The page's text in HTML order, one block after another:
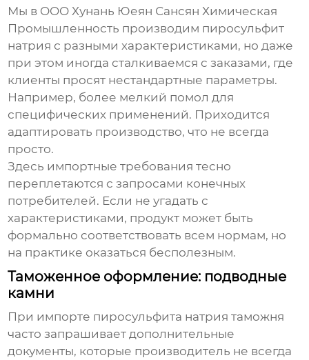
Мы в OOO Хунань Юеян Сансян Химическая
Промышленность производим пиросульфит
натрия с разными характеристиками, но даже
при этом иногда сталкиваемся с заказами, где
клиенты просят нестандартные параметры.
Например, более мелкий помол для
специфических применений. Приходится
адаптировать производство, что не всегда
просто.
Здесь импортные требования тесно
переплетаются с запросами конечных
потребителей. Если не угадать с
характеристиками, продукт может быть
формально соответствовать всем нормам, но
на практике оказаться бесполезным.
Таможенное оформление: подводные
камни
При импорте пиросульфита натрия таможня
часто запрашивает дополнительные
документы, которые производитель не всегда